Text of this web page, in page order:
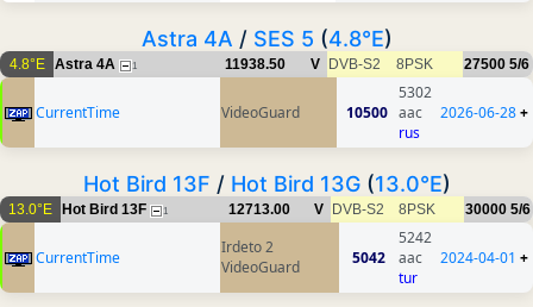
Astra 4A / SES 5 (4.8°E)
4.8°E Astra 4A 1 11938.50 V DVB-S2 8PSK 27500 5/6
CurrentTime VideoGuard 10500
5302
aac
rus
2026-06-28+
Hot Bird 13F / Hot Bird 13G(13.0°E)
13.0°E Hot Bird 13F 1 12713.00 V DVB-S2 8PSK 30000 5/6
CurrentTime
Irdeto 2
VideoGuard
5042
5242
aac
tur
2024-04-01 +